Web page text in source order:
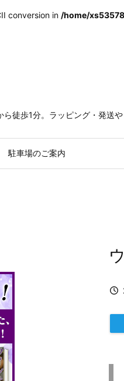
conversion in /home/
徒歩1分。ラッピング・発送
駐車場のご案内